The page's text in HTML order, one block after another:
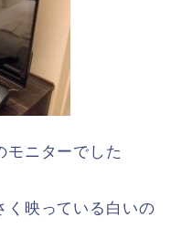
モニターでした
く映っている白いの